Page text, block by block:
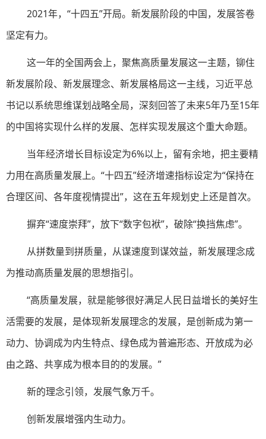
2021年，“十四五”开局。新发展阶段的中国，发展答卷
坚定有力。
这一年的全国两会上，聚焦高质量发展这一主题，铆住
新发展阶段、新发展理念、新发展格局这一主线，习近平总
书记以系统思维谋划战略全局，深刻回答了未来5年乃至15年
的中国将实现什么样的发展、怎样实现发展这个重大命题。
当年经济增长目标设定为6%以上，留有余地，把主要精
力用在高质量发展上。“十四五”经济增速指标设定为“保持在
合理区间、各年度视情提出”，这在五年规划史上还是首次。
摒弃“速度崇拜”，放下“数字包袱”，破除“换挡焦虑”。
从拼数量到拼质量，从谋速度到谋效益，新发展理念成
为推动高质量发展的思想指引。
“高质量发展，就是能够很好满足人民日益增长的美好生
活需要的发展，是体现新发展理念的发展，是创新成为第一
动力、协调成为内生特点、绿色成为普遍形态、开放成为必
由之路、共享成为根本目的的发展。”
新的理念引领，发展气象万千。
创新发展增强内生动力。